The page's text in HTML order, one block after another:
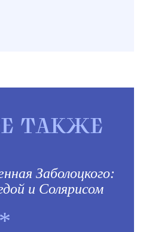
ТАКЖЕ
Заболоцкого:
и Солярисом